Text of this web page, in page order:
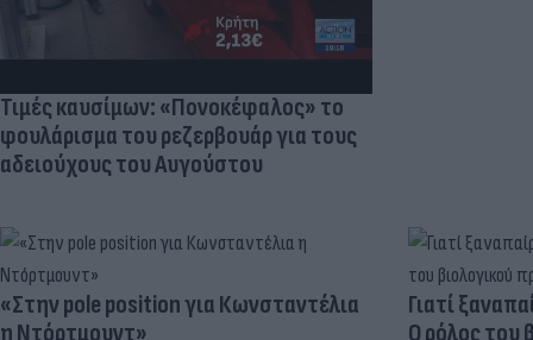
Τιμές καυσίμων: «Πονοκέφαλος» το
φουλάρισμα του ρεζερβουάρ για τους
αδειούχους του Αυγούστου
«Στην pole position για Κωνσταντέλια
Γιατί